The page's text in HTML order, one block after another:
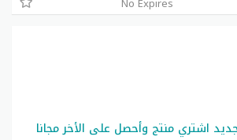
اشتري منتج وأحصل على الأخر مجانا